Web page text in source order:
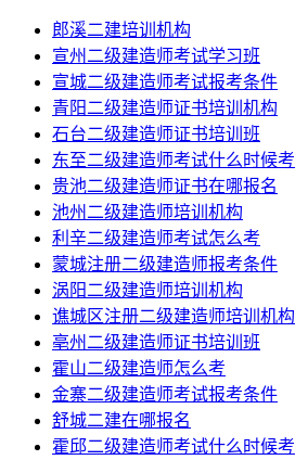
郎溪二建培训机构
宣州二级建造师考试学习班
宣城二级建造师考试报考条件
青阳二级建造师证书培训机构
石台二级建造师证书培训班
东至二级建造师考试什么时候考
贵池二级建造师证书在哪报名
池州二级建造师培训机构
利辛二级建造师考试怎么考
蒙城注册二级建造师报考条件
涡阳二级建造师培训机构
谯城区注册二级建造师培训机构
亳州二级建造师证书培训班
霍山二级建造师怎么考
金寨二级建造师考试报考条件
舒城二建在哪报名
霍邱二级建造师考试什么时候考